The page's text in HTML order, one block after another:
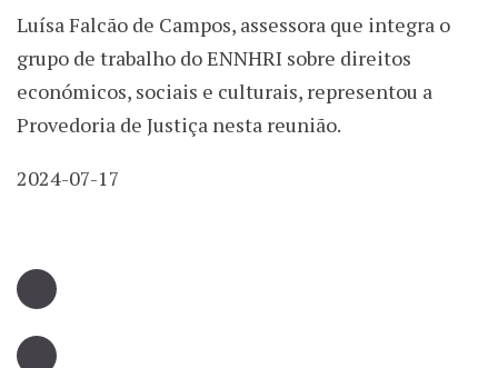
Luísa Falcão de Campos, assessora que integra o
grupo de trabalho do ENNHRI sobre direitos
económicos, sociais e culturais, representou a
Provedoria de Justiça nesta reunião.
2024-07-17